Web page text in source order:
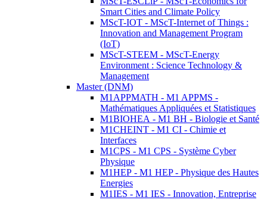
Smart Cities and Climate Policy
MScT-IOT - MScT-Internet of Things :
Innovation and Management Program
(IoT)
MScT-STEEM - MScT-Energy
Environment : Science Technology &
Management
Master (DNM)
M1APPMATH - M1 APPMS -
Mathématiques Appliquées et Statistiques
M1BIOHEA - M1 BH - Biologie et Santé
M1CHEINT - M1 CI - Chimie et
Interfaces
M1CPS - M1 CPS - Système Cyber
Physique
M1HEP - M1 HEP - Physique des Hautes
Energies
M1IES - M1 IES - Innovation, Entreprise